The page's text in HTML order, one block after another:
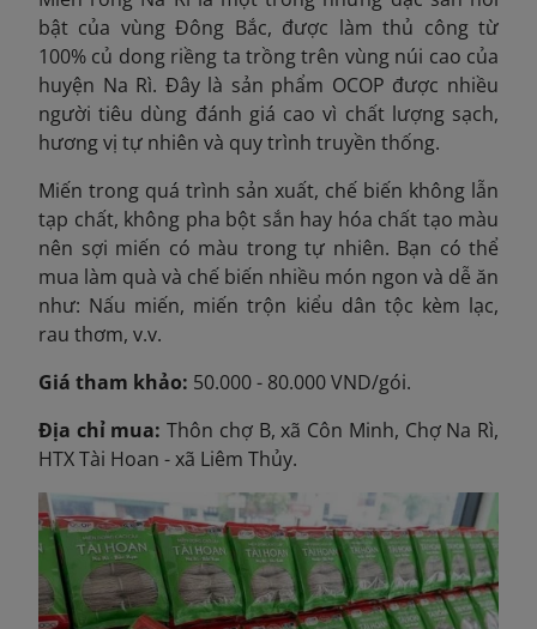
bật của vùng Đông Bắc, được làm thủ công từ
100% củ dong riềng ta trồng trên vùng núi cao của
huyện Na Rì. Đây là sản phẩm OCOP được nhiều
người tiêu dùng đánh giá cao vì chất lượng sạch,
hương vị tự nhiên và quy trình truyền thống.
Miến trong quá trình sản xuất, chế biến không lẫn
tạp chất, không pha bột sắn hay hóa chất tạo màu
nên sợi miến có màu trong tự nhiên. Bạn có thể
mua làm quà và chế biến nhiều món ngon và dễ ăn
như: Nấu miến, miến trộn kiểu dân tộc kèm lạc,
rau thơm, v.v.
Giá tham khảo: 50.000 - 80.000 VND/gói.
Địa chỉ mua:Thôn chợ B, xã Côn Minh, Chợ Na Rì,
HTX Tài Hoan - xã Liêm Thủy.